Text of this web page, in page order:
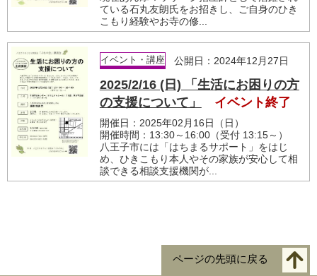
ている石丸友朗氏をお招きし、ご自身のひき
こもり経験やお寺の修...
イベント・講座 公開日：2024年12月27日
2025/2/16 (日) 「生活にお困りの方
の支援について」
イベント終了
開催日：2025年02月16日（日）
開催時間：13:30～16:00（受付 13:15～）
八王子市には「はちまるサポート」をはじ
め、ひきこもり本人やその家族が安心して相
談できる相談支援機関が...
ページの先頭に戻る